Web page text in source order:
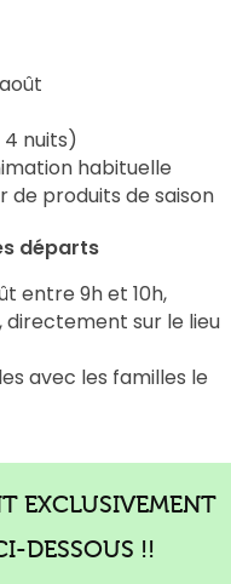
nuits)
habituelle
de produits de saison
départs
entre 9h et 10h,
sur le lieu
avec les familles le
EXCLUSIVEMENT
DESSOUS !!